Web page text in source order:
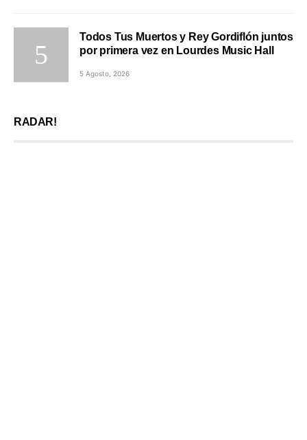
Todos Tus Muertos y Rey Gordiflón juntos
por primera vez en Lourdes Music Hall
5 Agosto, 2026
RADAR!